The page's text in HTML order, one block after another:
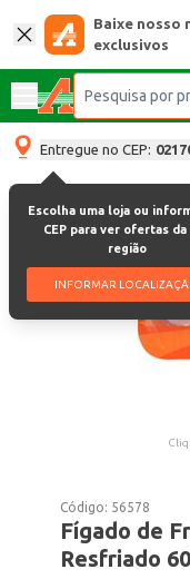
Baixe nosso
exclusivos
Entregue no CEP:
Escolha uma loja ou
CEP para ver ofertas da
região
INFORMAR
Código: 56578
Fígado de
Resfriado